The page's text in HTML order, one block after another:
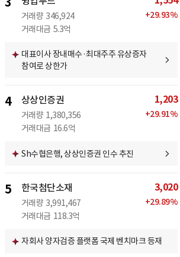
거래량 346,924
거래대금 5.3억
+29.93%
대표이사 장내매수·최대주주 유상증자
참여로 상한가
4 상상인증권
거래량 1,380,356
거래대금 16.6억
1,203
+29.91%
Sh수협은행, 상상인증권 인수 추진
5 한국첨단소재
거래량 3,991,467
거래대금 118.3억
3,020
+29.89%
자회사 양자검증 플랫폼 국제 벤치마크 등재